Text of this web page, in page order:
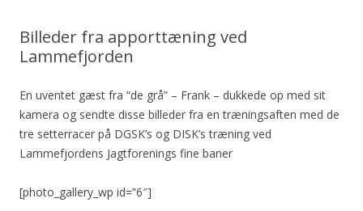
Billeder fra apporttæning ved
Lammefjorden
En uventet gæst fra “de grå” – Frank – dukkede op med sit
kamera og sendte disse billeder fra en træningsaften med de
tre setterracer på DGSK’s og DISK’s træning ved
Lammefjordens Jagtforenings fine baner
[photo_gallery_wp id=”6″]